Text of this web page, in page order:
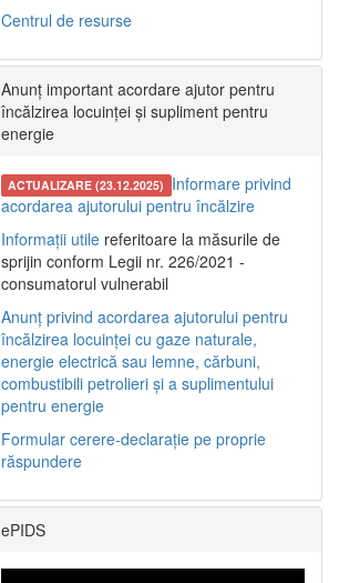
Centrul de resurse
Anunț important acordare ajutor pentru
încălzirea locuinței și supliment pentru
energie
ACTUALIZARE (23.12.2025) Informare privind
acordarea ajutorului pentru încălzire
Informații utile referitoare la măsurile de
sprijin conform Legii nr. 226/2021 -
consumatorul vulnerabil
Anunț privind acordarea ajutorului pentru
încălzirea locuinței cu gaze naturale,
energie electrică sau lemne, cărbuni,
combustibili petrolieri și a suplimentului
pentru energie
Formular cerere-declarație pe proprie
răspundere
ePIDS